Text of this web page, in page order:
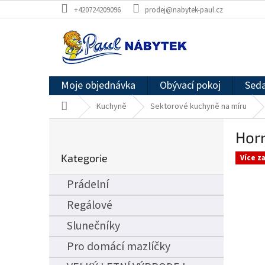
na
+420724209096 prodej@nabytek-paul.cz
Moje objednávka Obývací pokoj
Domů Kuchyně Sektorové kuchyně na míru
r
n
p
a
kategorie
Kategorie
Prádelní
Regálové
Slunečníky
Pro domácí mazlíčky
Více